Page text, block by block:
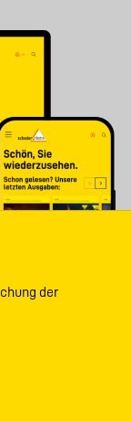
der